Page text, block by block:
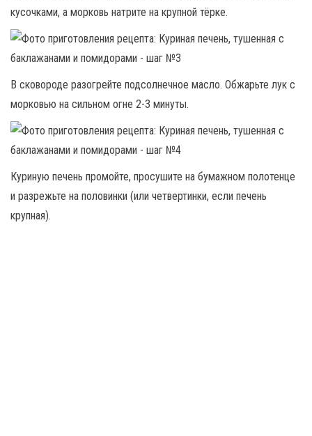
кусочками, а морковь натрите на крупной тёрке.
В сковороде разогрейте подсолнечное масло. Обжарьте лук с
морковью на сильном огне 2-3 минуты.
Куриную печень промойте, просушите на бумажном полотенце
и разрежьте на половинки (или четвертинки, если печень
крупная).